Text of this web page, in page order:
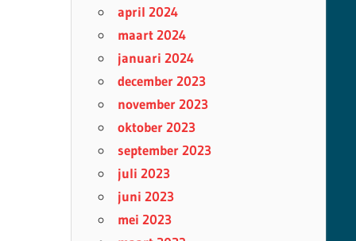
april 2024
maart 2024
januari 2024
december 2023
november 2023
oktober 2023
september 2023
juli 2023
juni 2023
mei 2023